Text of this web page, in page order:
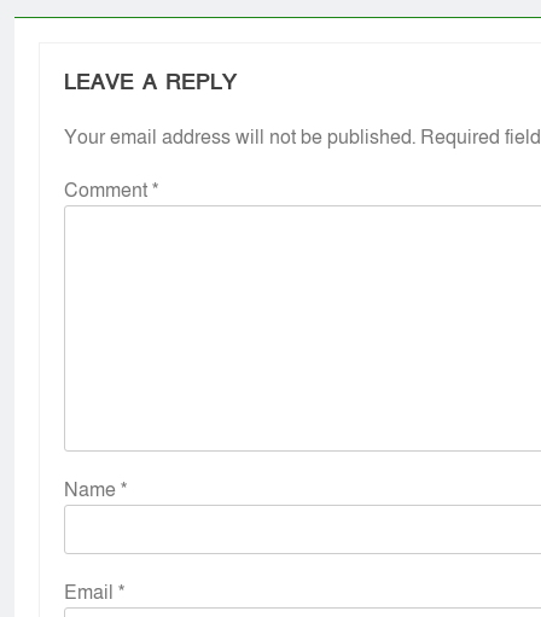
LEAVE A REPLY
Your email address will not be published. Required
Comment*
Name*
Email *